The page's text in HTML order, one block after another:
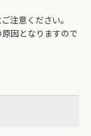
注意ください。
因となりますので